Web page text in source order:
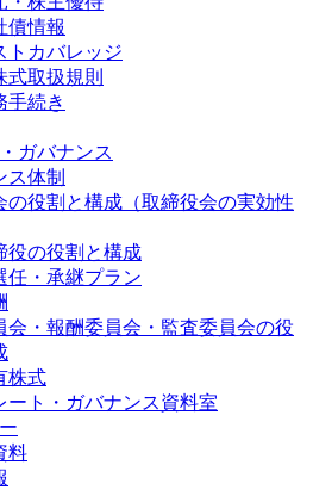
債情報
トカバレッジ
式取扱規則
手続き
ガバナンス
ス体制
の役割と構成（取締役会の実効性
役の役割と構成
任・承継プラン
会・報酬委員会・監査委員会の役
株式
ート・ガバナンス資料室
料